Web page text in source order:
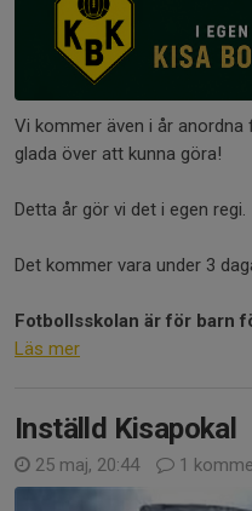
Vi kommer även i år
glada över att kunna göra!
Detta år gör vi det i egen regi.
Det kommer vara under 3
Fotbollsskolan är för barn
Läs mer
Inställd Kisapokal
25 maj, 20:44 1